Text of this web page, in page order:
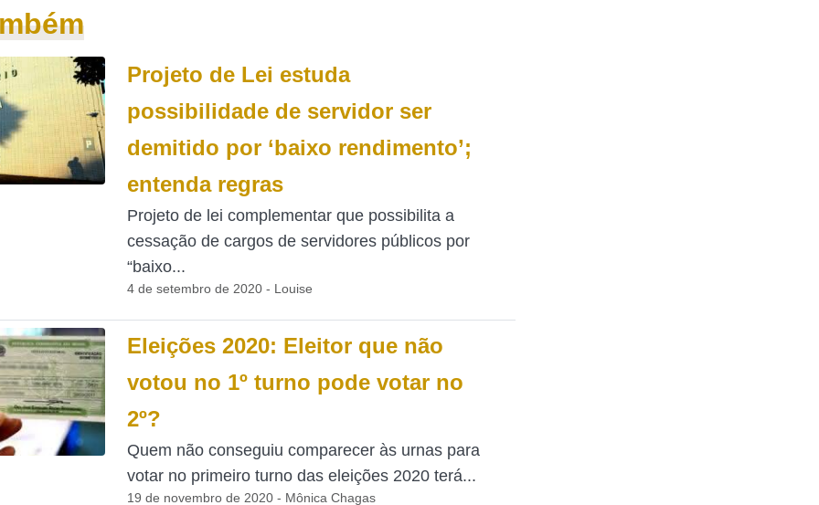
Projeto de Lei estuda
possibilidade de servidor ser
demitido por ‘baixo rendimento’;
entenda regras
Projeto de lei complementar que possibilita a
cessação de cargos de servidores públicos por
“baixo...
4 de setembro de 2020 - Louise
Eleições 2020: Eleitor que não
votou no 1º turno pode votar no
2º?
Quem não conseguiu comparecer às urnas para
votar no primeiro turno das eleições 2020 terá...
19 de novembro de 2020 - Mônica Chagas